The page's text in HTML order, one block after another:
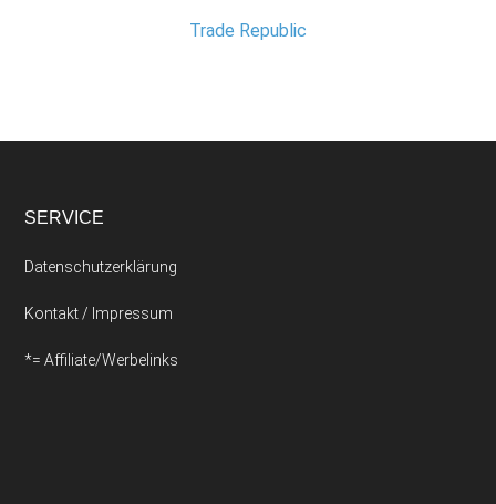
Trade Republic
SERVICE
Datenschutzerklärung
Kontakt / Impressum
*= Affiliate/Werbelinks